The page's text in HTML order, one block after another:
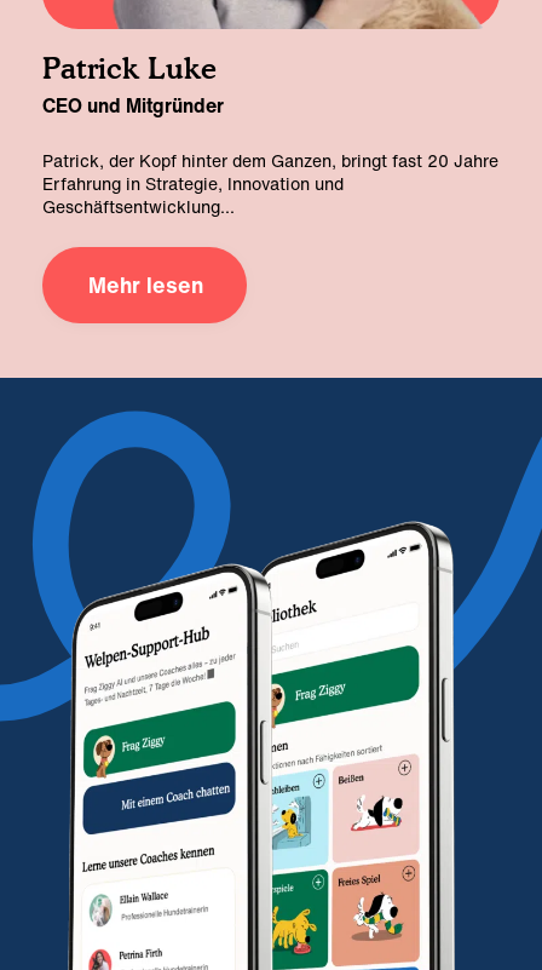
Patrick Luke
CEO und Mitgründer
Patrick, der Kopf hinter dem Ganzen, bringt fast 20 Jahre
Erfahrung in Strategie, Innovation und
Geschäftsentwicklung...
Mehr lesen